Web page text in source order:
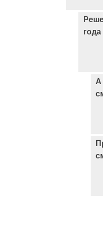
года
А